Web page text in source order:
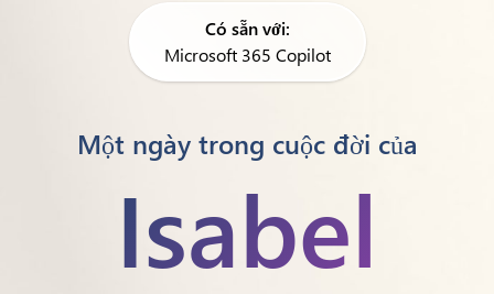
Có sẵn với:
Microsoft 365 Copilot
Một ngày trong cuộc đời của
Isabel